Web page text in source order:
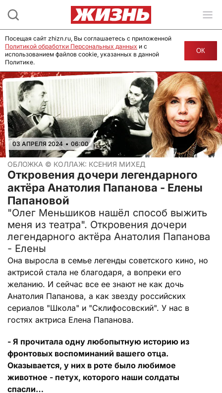
03 АПРЕЛЯ 2024 • 06:00
ОБЛОЖКА © КОЛЛАЖ: КСЕНИЯ МИХЕД
Откровения дочери легендарного
актёра Анатолия Папанова - Елены
Папановой
"Олег Меньшиков нашёл способ выжить
меня из театра". Откровения дочери
легендарного актёра Анатолия Папанова
- Елены
Она выросла в семье легенды советского кино, но
актрисой стала не благодаря, а вопреки его
желанию. И сейчас все ее знают не как дочь
Анатолия Папанова, а как звезду российских
сериалов "Школа" и "Склифосовский". У нас в
гостях актриса Елена Папанова.
- Я прочитала одну любопытную историю из
фронтовых воспоминаний вашего отца.
Оказывается, у них в роте было любимое
животное - петух, которого наши солдаты
спасли…
Посещая сайт zhizn.ru, Вы соглашаетесь с приложенной
Политикой обработки Персональных данных и с
использованием файлов cookie, указанных в данной
Политике.
ОК